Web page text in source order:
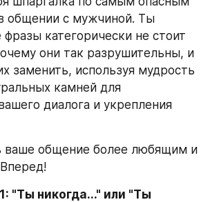
общении с мужчиной. Ты
категорически не стоит
они так разрушительны, и
заменить, используя мудрость
камней для
диалога и укрепления
ваше общение более любящим и
"Ты никогда..." или "Ты